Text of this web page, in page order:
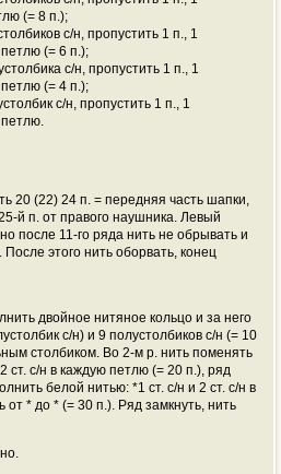
(= 8 п.);
с/н, пропустить 1 п., 1
(= 6 п.);
с/н, пропустить 1 п., 1
(= 4 п.);
с/н, пропустить 1 п., 1
20 (22) 24 п. = передняя часть шапки,
й п. от правого наушника. Левый
после 11-го ряда нить не обрывать и
этого нить оборвать, конец
двойное нитяное кольцо и за него
с/н) и 9 полустолбиков с/н (= 10
столбиком. Во 2-м р. нить поменять
ст. с/н в каждую петлю (= 20 п.), ряд
белой нитью: *1 ст. с/н и 2 ст. с/н в
* до * (= 30 п.). Ряд замкнуть, нить